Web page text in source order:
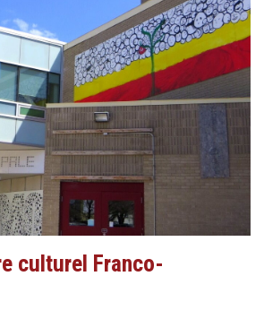
culturel Franco-